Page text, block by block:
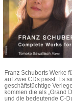
Franz Schuberts Werke
auf zwei CDs passt. Es
geschäftstüchtige
kommen die als „Grand
und die bedeutende C-